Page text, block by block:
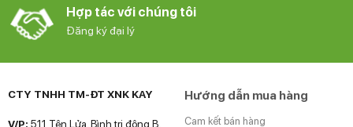
Hợp tác với chúng tôi
Đăng ký đại lý
CTY TNHH TM-ĐT XNK KAY
V/P: 511 Tên Lửa, Bình trị đông B,
Hướng dẫn mua hàng
Cam kết bán hàng